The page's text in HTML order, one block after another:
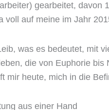
gearbeitet,
auf meine im Jahr
was es bedeutet, mit
die von Euphorie
mir heute, mich in die
aus einer Hand